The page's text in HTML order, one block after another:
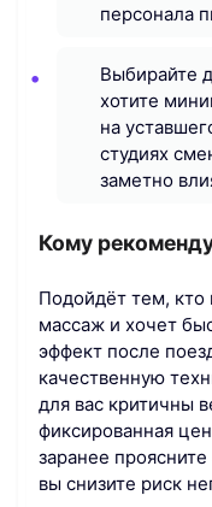
персонала
Выбирайте
хотите
на
студиях
заметно
Кому
Подойдёт тем,
массаж и хочет
эффект после
качественную
для вас критичны
фиксированная
заранее
вы снизите риск